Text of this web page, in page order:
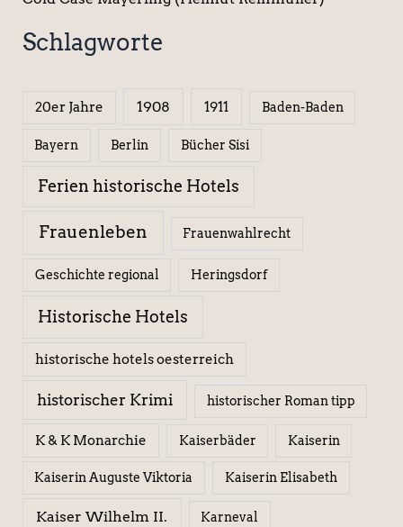
Schlagworte
20er Jahre 1908 1911 Baden-Baden
Bayern Berlin Bücher Sisi
Ferien historische Hotels
Frauenleben Frauenwahlrecht
Geschichte regional Heringsdorf
Historische Hotels
historische hotels oesterreich
historischer Krimi historischer Roman tipp
K & K Monarchie Kaiserbäder Kaiserin
Kaiserin Auguste Viktoria Kaiserin Elisabeth
Kaiser Wilhelm II. Karneval